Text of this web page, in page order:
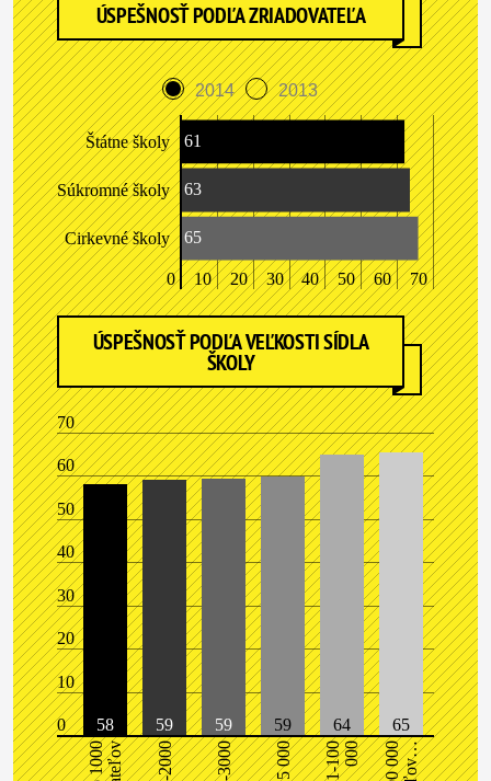
ÚSPEŠNOSŤ PODĽA ZRIADOVATEĽA
2014 2013
Štátne školy
Súkromné školy
Cirkevné školy
0 10 20 30 40 50 60 70
61
63
65
ÚSPEŠNOSŤ PODĽA VEĽKOSTI SÍDLA
ŠKOLY
70
60
50
40
30
20
10
0
do 1000 000
58 59 59 59 64 65